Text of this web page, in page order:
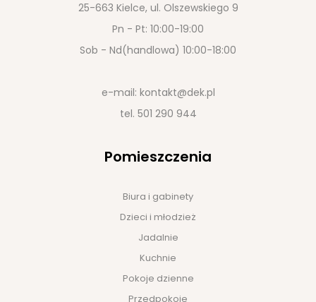
25-663 Kielce, ul. Olszewskiego 9
Pn - Pt: 10:00-19:00
Sob - Nd(handlowa) 10:00-18:00
e-mail: kontakt@dek.pl
tel. 501 290 944
Pomieszczenia
Biura i gabinety
Dzieci i młodzież
Jadalnie
Kuchnie
Pokoje dzienne
Przedpokoje